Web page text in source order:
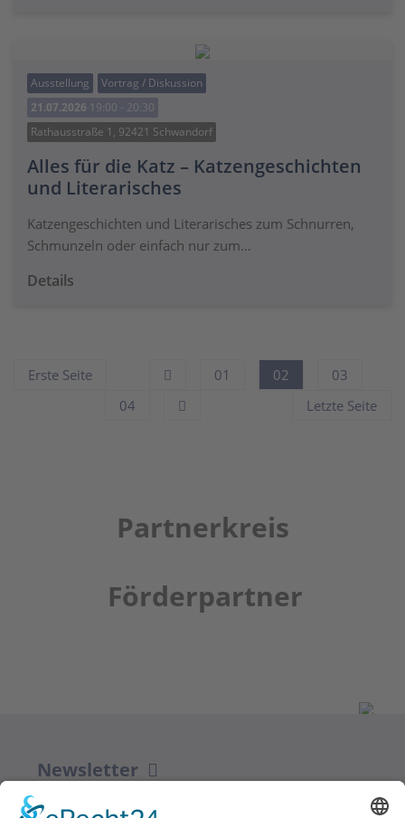
Ausstellung
Vortrag / Diskussion
21.07.2026 19:00 - 20:30
Rathausstraße 1, 92421 Schwandorf
Alles für die Katz – Katzengeschichten
und Literarisches
Katzengeschichten und Literarisches zum Schnurren,
Schmunzeln oder einfach nur zum…
Details
Erste Seite 01 02
03
04
Letzte Seite
Partnerkreis
Förderpartner
Newsletter